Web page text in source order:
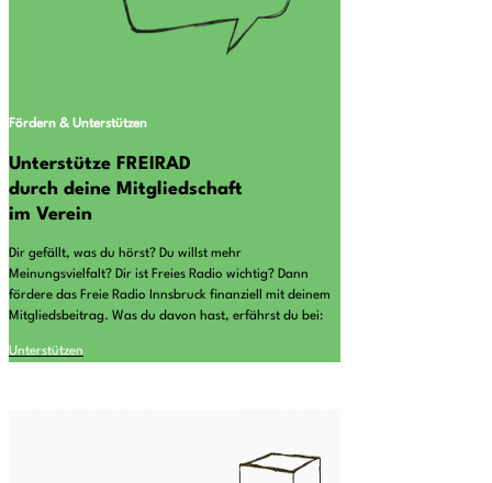
Fördern & Unterstützen
Unterstütze FREIRAD
durch deine Mitgliedschaft
im Verein
Dir gefällt, was du hörst? Du willst mehr
Meinungsvielfalt? Dir ist Freies Radio wichtig? Dann
fördere das Freie Radio Innsbruck finanziell mit deinem
Mitgliedsbeitrag. Was du davon hast, erfährst du bei:
Unterstützen